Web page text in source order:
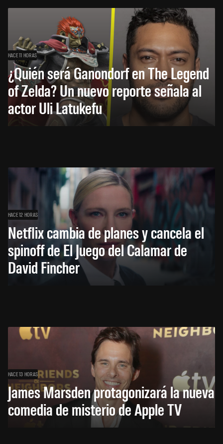
HACE 11 HORAS
¿Quién será Ganondorf en The Legend
of Zelda? Un nuevo reporte señala al
actor Uli Latukefu
HACE 12 HORAS
Netflix cambia de planes y cancela el
spinoff de El Juego del Calamar de
David Fincher
HACE 13 HORAS
James Marsden protagonizará la nueva
comedia de misterio de Apple TV